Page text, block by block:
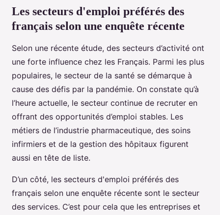
Les secteurs d'emploi préférés des
français selon une enquête récente
Selon une récente étude, des secteurs d’activité ont
une forte influence chez les Français. Parmi les plus
populaires, le secteur de la santé se démarque à
cause des défis par la pandémie. On constate qu’à
l’heure actuelle, le secteur continue de recruter en
offrant des opportunités d’emploi stables. Les
métiers de l’industrie pharmaceutique, des soins
infirmiers et de la gestion des hôpitaux figurent
aussi en tête de liste.
D’un côté, les secteurs d'emploi préférés des
français selon une enquête récente sont le secteur
des services. C’est pour cela que les entreprises et